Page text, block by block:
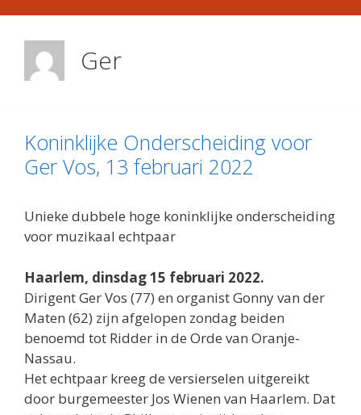
Ger
Koninklijke Onderscheiding voor
Ger Vos, 13 februari 2022
Unieke dubbele hoge koninklijke onderscheiding
voor muzikaal echtpaar
Haarlem, dinsdag 15 februari 2022.
Dirigent Ger Vos (77) en organist Gonny van der
Maten (62) zijn afgelopen zondag beiden
benoemd tot Ridder in de Orde van Oranje-
Nassau.
Het echtpaar kreeg de versierselen uitgereikt
door burgemeester Jos Wienen van Haarlem. Dat